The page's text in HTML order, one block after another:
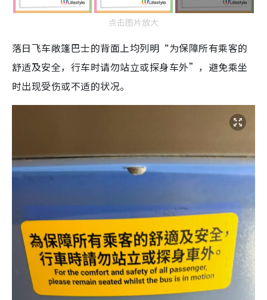
点击图片放大
落日飞车敞篷巴士的背面上均列明“为保障所有乘客的
舒适及安全，行车时请勿站立或探身车外”，避免乘坐
时出现受伤或不适的状况。